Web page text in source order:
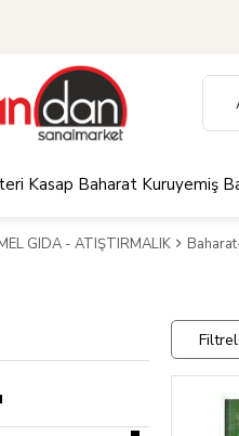
Kasap Baharat Kuruyemiş
GIDA - ATIŞTIRMALIK